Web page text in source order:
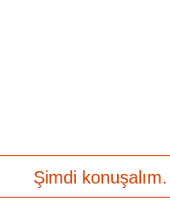
Şimdi konuşalım.